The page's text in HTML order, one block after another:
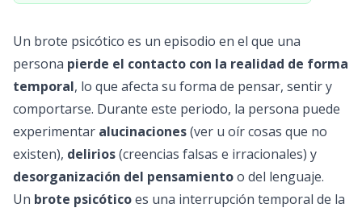
Un brote psicótico es un episodio en el que una
persona pierde el contacto con la realidad de forma
temporal, lo que afecta su forma de pensar, sentir y
comportarse. Durante este periodo, la persona puede
experimentar alucinaciones(ver u oír cosas que no
existen), delirios(creencias falsas e irracionales) y
desorganización del pensamientoo del lenguaje.
Un brote psicóticoes una interrupción temporal de la